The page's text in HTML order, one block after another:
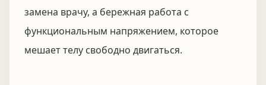
замена врачу, а бережная работа с
функциональным напряжением, которое
мешает телу свободно двигаться.